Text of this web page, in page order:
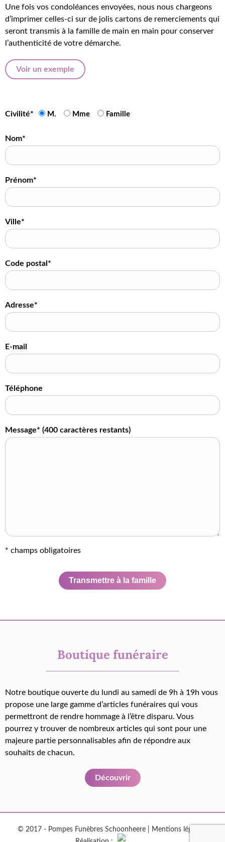
Une fois vos condoléances envoyées, nous nous chargeons
d’imprimer celles-ci sur de jolis cartons de remerciements qui
seront transmis à la famille de main en main pour conserver
l’authenticité de votre démarche.
Voir un exemple
Civilité* M. Mme Famille
Nom*
Prénom*
Ville*
Code postal*
Adresse*
E-mail
Téléphone
Message* (400 caractères restants)
* champs obligatoires
Transmettre à la famille
Boutique funéraire
Notre boutique ouverte du lundi au samedi de 9h à 19h vous
propose une large gamme d’articles funéraires qui vous
permettront de rendre hommage à l’être disparu. Vous
pourrez y trouver de nombreux articles qui sont pour une
majeure partie personnalisables afin de répondre aux
souhaits de chacun.
Découvrir
© 2017 - Pompes Funèbres Schoonheere | Mentions légales